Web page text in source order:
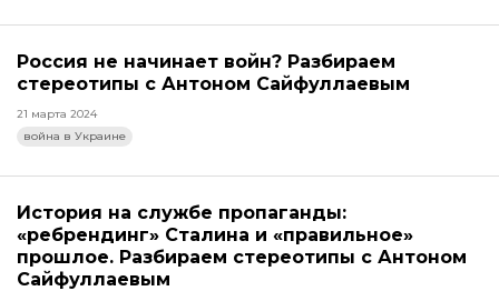
Россия не начинает войн? Разбираем
стереотипы с Антоном Сайфуллаевым
21 марта 2024
война в Украине
История на службе пропаганды:
«ребрендинг» Сталина и «правильное»
прошлое. Разбираем стереотипы с Антоном
Сайфуллаевым